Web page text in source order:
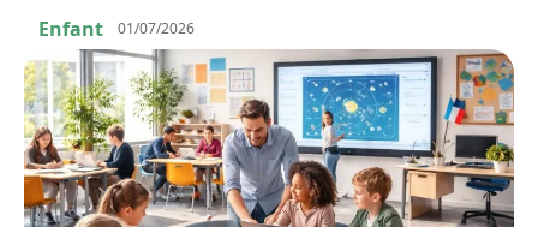
Enfant 01/07/2026